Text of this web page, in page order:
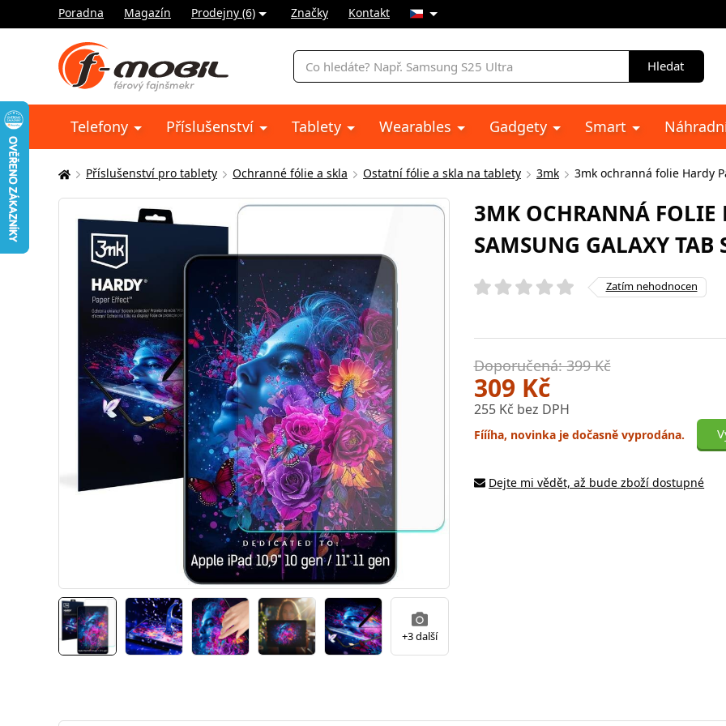
Poradna Magazín Prodejny (6) Značky Kontakt
Vyhledávání
Hledat
Telefony Příslušenství Tablety Wearables Gadgety Smart
Zde
se
Příslušenství pro tablety Ochranné fólie a skla Ostatní fólie a skla na tablety 3mk 3mk ochranná folie Hardy
+3 další
3MK OCHRANNÁ FOLIE
SAMSUNG GALAXY TAB
Zatím nehodnocen
Doporučená: 399 Kč
309 Kč
255 Kč bez DPH
Fíííha, novinka je dočasně vyprodána.
Dejte mi vědět, až bude zboží dostupné